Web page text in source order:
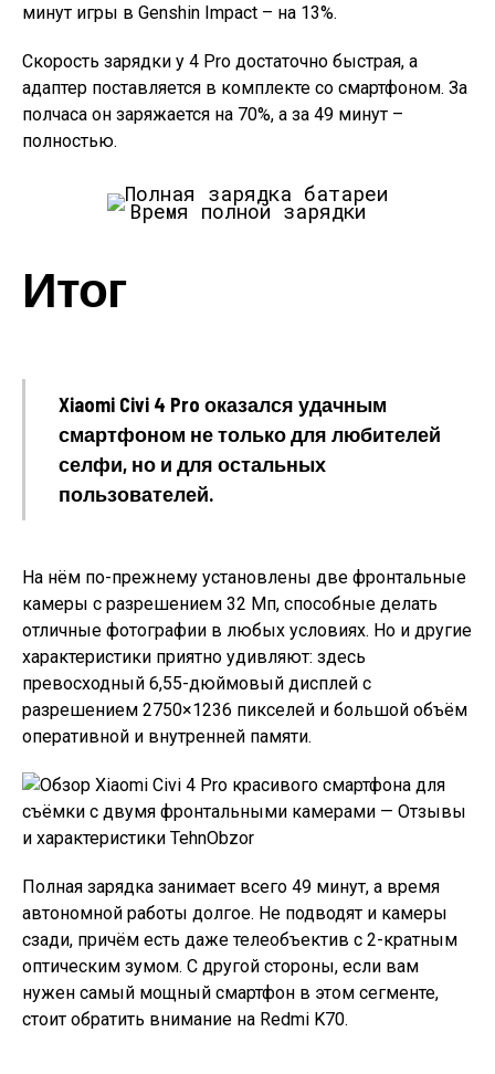
минут игры в Genshin Impact – на 13%.
Скорость зарядки у 4 Pro достаточно быстрая, а
адаптер поставляется в комплекте со смартфоном. За
полчаса он заряжается на 70%, а за 49 минут –
полностью.
Время полной зарядки
Итог
Xiaomi Civi 4 Pro оказался удачным
смартфоном не только для любителей
селфи, но и для остальных
пользователей.
На нём по-прежнему установлены две фронтальные
камеры с разрешением 32 Мп, способные делать
отличные фотографии в любых условиях. Но и другие
характеристики приятно удивляют: здесь
превосходный 6,55-дюймовый дисплей с
разрешением 2750×1236 пикселей и большой объём
оперативной и внутренней памяти.
Полная зарядка занимает всего 49 минут, а время
автономной работы долгое. Не подводят и камеры
сзади, причём есть даже телеобъектив с 2-кратным
оптическим зумом. С другой стороны, если вам
нужен самый мощный смартфон в этом сегменте,
стоит обратить внимание на Redmi K70.